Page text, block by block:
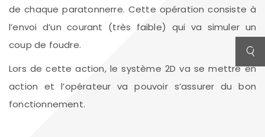
de chaque paratonnerre. Cette opération consiste à
l’envoi d’un courant (très faible) qui va simuler un
coup de foudre.
Lors de cette action, le système 2D va se mettre en
action et l’opérateur va pouvoir s’assurer du bon
fonctionnement.